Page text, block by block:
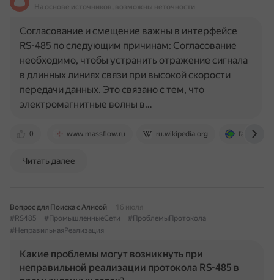
На основе источников, возможны неточности
0 www.massflow.ru ru.wikipedia.org fast-
Согласование и смещение важны в интерфейсе
RS-485 по следующим причинам: Согласование
необходимо, чтобы устранить отражение сигнала
в длинных линиях связи при высокой скорости
передачи данных. Это связано с тем, что
электромагнитные волны в…
Читать далее
Вопрос для Поиска с Алисой
16 июля
#RS485
#ПромышленныеСети
#ПроблемыПротокола
#НеправильнаяРеализация
Какие проблемы могут возникнуть при
неправильной реализации протокола RS-485 в